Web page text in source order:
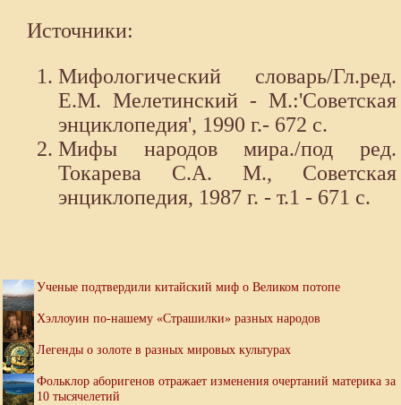
Источники:
Мифологический словарь/Гл.ред.
Е.М. Мелетинский - М.:'Советская
энциклопедия', 1990 г.- 672 с.
Мифы народов мира./под ред.
Токарева С.А. М., Советская
энциклопедия, 1987 г. - т.1 - 671 с.
Ученые подтвердили китайский миф о Великом потопе
Хэллоуин по-нашему «Страшилки» разных народов
Легенды о золоте в разных мировых культурах
Фольклор аборигенов отражает изменения очертаний материка за
10 тысячелетий